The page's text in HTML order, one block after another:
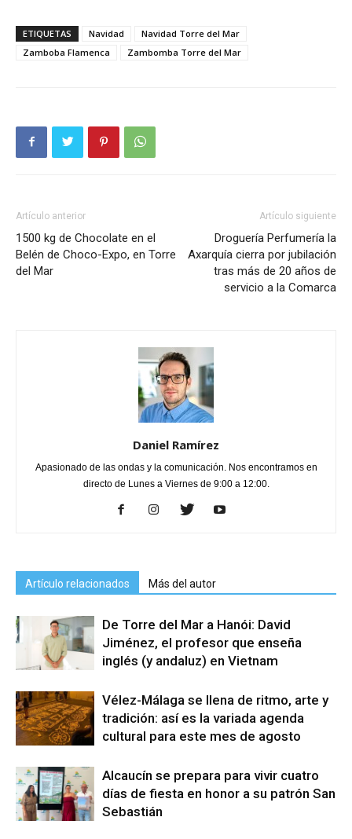
ETIQUETAS Navidad
Navidad Torre del Mar
Zamboba Flamenca
Zambomba Torre del Mar
Artículo anterior
1500 kg de Chocolate en el
Belén de Choco-Expo, en Torre
del Mar
Artículo siguiente
Droguería Perfumería la
Axarquía cierra por jubilación
tras más de 20 años de
servicio a la Comarca
Daniel Ramírez
Apasionado de las ondas y la comunicación. Nos encontramos en
directo de Lunes a Viernes de 9:00 a 12:00.
Artículo relacionados Más del autor
De Torre del Mar a Hanói: David
Jiménez, el profesor que enseña
inglés (y andaluz) en Vietnam
Vélez-Málaga se llena de ritmo, arte y
tradición: así es la variada agenda
cultural para este mes de agosto
Alcaucín se prepara para vivir cuatro
días de fiesta en honor a su patrón San
Sebastián